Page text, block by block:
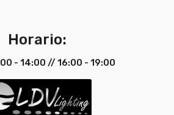
Horario:
- 14:00 // 16:00 - 19:00